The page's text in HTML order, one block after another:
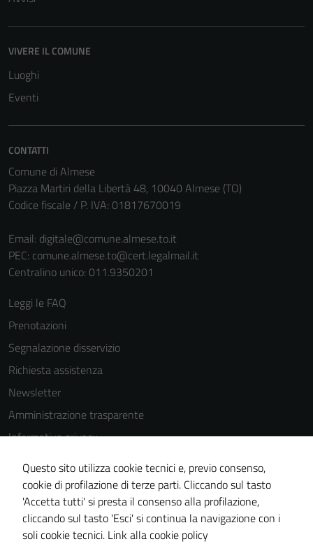
VIVERE IL COMUNE
Luoghi
Eventi
CONTATTI
Comune di Almese
Piazza Martiri della Libertà 48, 10040 Almese (TO)
Codice fiscale / P. IVA: 01817670019
Email: digitale@comune.almese.to.it
PEC: comune.almese.to@cert.legalmail.it
Centralino unico: 011.9350201
Leggi le FAQ
Prenotazioni
Segnalazione disservizio
Richiesta assistenza
Newsletter
Amministrazione trasparente
Informativa privacy
Note legali
Dichiarazione di accessibilità
Piano di miglioramento del sito
Questo sito utilizza cookie tecnici e, previo consenso,
cookie di profilazione di terze parti. Cliccando sul tasto
'Accetta tutti' si presta il consenso alla profilazione,
cliccando sul tasto 'Esci' si continua la navigazione con i
soli cookie tecnici. Link alla cookie policy
Questi cookie
sono necessari
del sito e non